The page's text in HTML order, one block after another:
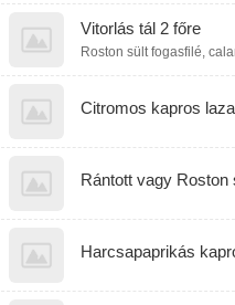
Vitorlás tál 2 főre
Roston sült fogasfilé,
kapros mártás
Citromos kapros
Rántott vagy Roston
Harcsapaprikás